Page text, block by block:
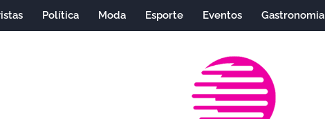
Política Moda Esporte Eventos Gastronomia